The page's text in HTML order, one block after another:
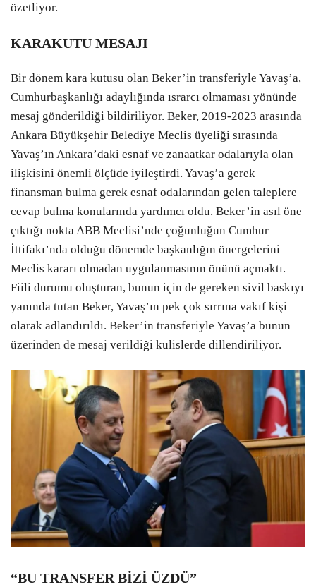
özetliyor.
KARAKUTU MESAJI
Bir dönem kara kutusu olan Beker’in transferiyle Yavaş’a,
Cumhurbaşkanlığı adaylığında ısrarcı olmaması yönünde
mesaj gönderildiği bildiriliyor. Beker, 2019-2023 arasında
Ankara Büyükşehir Belediye Meclis üyeliği sırasında
Yavaş’ın Ankara’daki esnaf ve zanaatkar odalarıyla olan
ilişkisini önemli ölçüde iyileştirdi. Yavaş’a gerek
finansman bulma gerek esnaf odalarından gelen taleplere
cevap bulma konularında yardımcı oldu. Beker’in asıl öne
çıktığı nokta ABB Meclisi’nde çoğunluğun Cumhur
İttifakı’nda olduğu dönemde başkanlığın önergelerini
Meclis kararı olmadan uygulanmasının önünü açmaktı.
Fiili durumu oluşturan, bunun için de gereken sivil baskıyı
yanında tutan Beker, Yavaş’ın pek çok sırrına vakıf kişi
olarak adlandırıldı. Beker’in transferiyle Yavaş’a bunun
üzerinden de mesaj verildiği kulislerde dillendiriliyor.
“BU TRANSFER BİZİ ÜZDÜ”